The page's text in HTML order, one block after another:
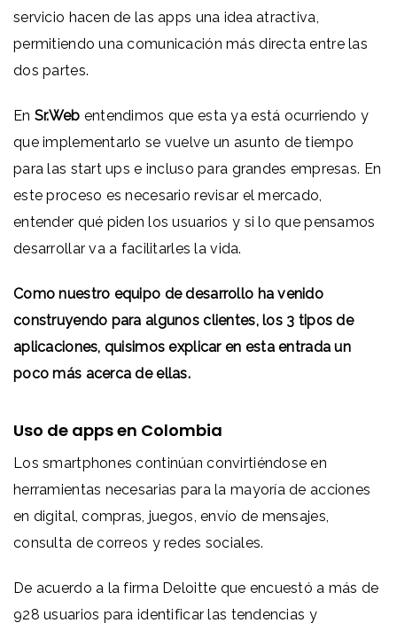
servicio hacen de las apps una idea atractiva,
permitiendo una comunicación más directa entre las
dos partes.
En Sr.Web entendimos que esta ya está ocurriendo y
que implementarlo se vuelve un asunto de tiempo
para las start ups e incluso para grandes empresas. En
este proceso es necesario revisar el mercado,
entender qué piden los usuarios y si lo que pensamos
desarrollar va a facilitarles la vida.
Como nuestro equipo de desarrollo ha venido
construyendo para algunos clientes, los 3 tipos de
aplicaciones, quisimos explicar en esta entrada un
poco más acerca de ellas.
Uso de apps en Colombia
Los smartphones continúan convirtiéndose en
herramientas necesarias para la mayoría de acciones
en digital, compras, juegos, envío de mensajes,
consulta de correos y redes sociales.
De acuerdo a la firma Deloitte que encuestó a más de
928 usuarios para identificar las tendencias y